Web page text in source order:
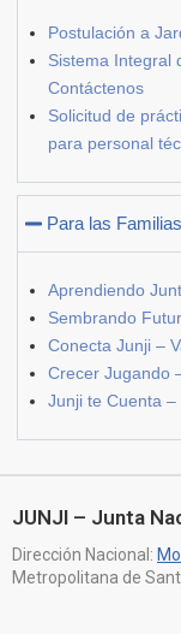
Postulación a
Sistema Integral
Contáctenos
Solicitud de
para personal
Para las Familias
Aprendiendo
Sembrando
Conecta Junji –
Crecer Jugando
Junji te Cuenta –
JUNJI – Junta
Dirección Nacional:
Metropolitana de